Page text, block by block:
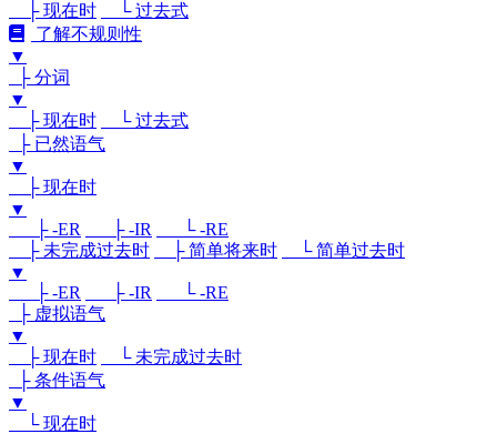
├ 现在时
└ 过去式
了解不规则性
▼
├ 分词
▼
├ 现在时
└ 过去式
├ 已然语气
▼
├ 现在时
▼
├ -ER
├ -IR
└ -RE
├ 未完成过去时
├ 简单将来时
└ 简单过去时
▼
├ -ER
├ -IR
└ -RE
├ 虚拟语气
▼
├ 现在时
└ 未完成过去时
├ 条件语气
▼
└ 现在时